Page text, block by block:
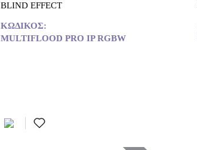
BLIND EFFECT
ΚΩΔΙΚΌΣ:
MULTIFLOOD PRO IP RGBW